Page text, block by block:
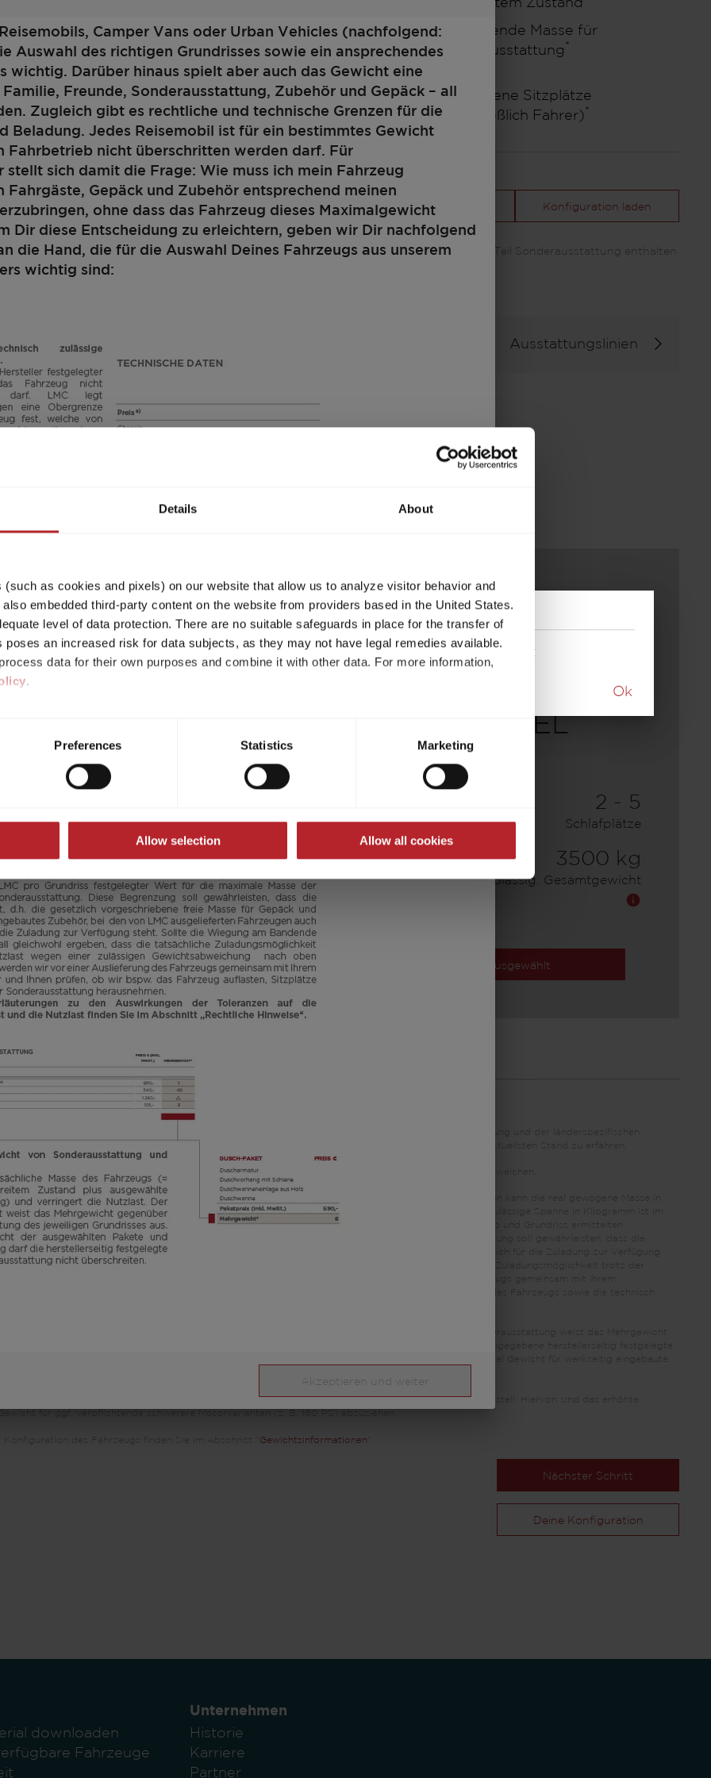
Details About
(such as cookies and pixels) on our website that allow us to analyze visitor behavior and
embedded third-party content on the website from providers based in the United States.
level of data protection. There are no suitable safeguards in place for the transfer of
poses an increased risk for data subjects, as they may not have legal remedies available.
data for their own purposes and combine it with other data. For more information,
.
is voluntary, not required to visit the website, and can be revoked at any time through the
only the necessary cookies will be set on the website, which are required for the trouble-
enable page navigation.
Preferences Statistics Marketing
Allow selection Allow all cookies
fahrbereitem Zustand
248 kg
Verbleibende Masse für
Sonderausstattung *
2
Zugelassene Sitzplätze
(einschließlich Fahrer)*
Deine Konfiguration Konfiguration laden
*Abbildung kann zum Teil Sonderausstattung enthalten
Ausstattungslinien
Preis aba) Schlafplätze
7,36 m
Länge
3500 kg
Zulässig. Gesamtgewicht
Modell auswählen
740 EL
Preis aba)
2 - 5
Schlafplätze
7,38 m
Länge
3500 kg
Zulässig. Gesamtgewicht
Ausgewählt
einen örtlichen Händler nach den für das jeweilige Land geltenden Preisen zu fragen, um den aktuellsten Stand zu erfahren.
Illustrationszwecken. Sie können von anderen Modellen oder Ausstattungsvarianten stammen und abweichen.
um einen im Typgenehmigungsverfahren festgelegten Standardwert. Aufgrund von Fertigungstoleranzen kann die real gewogene Masse in
von bis zu ± 5 % der Masse in fahrbereitem Zustand sind rechtlich zulässig und möglich. Die zulässige Spanne in Kilogramm ist im
Bei der herstellerseitig festgelegten Masse für Sonderausstattung handelt es sich um einen für jeden Typ und Grundriss ermittelten
eingebaute Sonderausstattung maximal zur Verfügung steht. Die Begrenzung der Sonderausstattung soll gewährleisten, dass die
und nachträglich eingebautes Zubehör, bei den von LMC ausgelieferten Fahrzeugen auch tatsächlich für die Zuladung zur Verfügung
am Bandende ermittelt werden. Sollte die Wiegung im Ausnahmefall ergeben, dass die tatsächliche Zuladungsmöglichkeit trotz der
Sonderausstattung. Die Erhöhung ergibt sich aus der höheren Nutzlast durch das alternative Fahrgestell. Hiervon sind das erhöhte
Gewichtsinformationen
Nächster Schritt
Deine Konfiguration
downloaden
Fahrzeuge
Unternehmen
Historie
Karriere
Partner
Camper Vans oder Urban Vehicles (nachfolgend:
Auswahl des richtigen Grundrisses sowie ein ansprechendes
wichtig. Darüber hinaus spielt aber auch das Gewicht eine
Freunde, Sonderausstattung, Zubehör und Gepäck – all
Zugleich gibt es rechtliche und technische Grenzen für die
Beladung. Jedes Reisemobil ist für ein bestimmtes Gewicht
Fahrbetrieb nicht überschritten werden darf. Für
stellt sich damit die Frage: Wie muss ich mein Fahrzeug
Fahrgäste, Gepäck und Zubehör entsprechend meinen
ohne dass das Fahrzeug dieses Maximalgewicht
Dir diese Entscheidung zu erleichtern, geben wir Dir nachfolgend
die Hand, die für die Auswahl Deines Fahrzeugs aus unserem
wichtig sind:
Akzeptieren und weiter
verfügbar und wurde zu dem Grundriss des aktuellen Modells aufgelöst
Ok